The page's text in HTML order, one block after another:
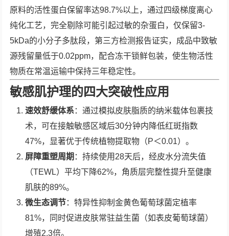
原料的活性蛋白保留率达98.7%以上，通过四级梯度离心
纯化工艺，完全剔除可能引起过敏的杂蛋白，仅保留3-
5kDa的小分子多肽段，第三方检测报告证实，成品中致敏
源残留量低于0.02ppm，配合冻干锁鲜包装，使生物活性
物质在常温运输中保持三年稳定性。
敏感肌护理的四大突破性应用
速效舒缓体系：通过模拟皮肤脂质的纳米载体包裹技
术，可在接触敏感区域后30分钟内降低红斑指数
47%，显著优于传统植物提取物（P＜0.01）。
屏障重塑周期 ：持续使用28天后，经皮水分流失值
（TEWL）平均下降62%，角质层完整性提升至健康
肌肤的89%。
微生态调节：特异性抑制金黄色葡萄球菌定植率
81%，同时促进皮肤常驻益生菌（如表皮葡萄球菌）
增殖2.3倍。